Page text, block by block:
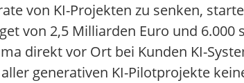
von KI-Projekten zu senken,
von 2,5 Milliarden Euro und
direkt vor Ort bei Kunden KI-
generativen KI-Pilotprojekte